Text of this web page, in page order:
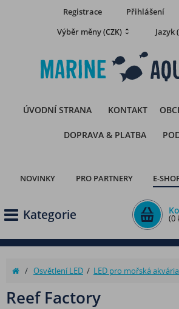
Registrace
Přihlášení
Výběr měny(CZK) Jazyk
ÚVODNÍ STRANA KONTAKT
DOPRAVA & PLATBA
NOVINKY PRO PARTNERY E-
Kategorie (0
/ Osvětlení LED / LED pro mořská akvária
Reef Factory